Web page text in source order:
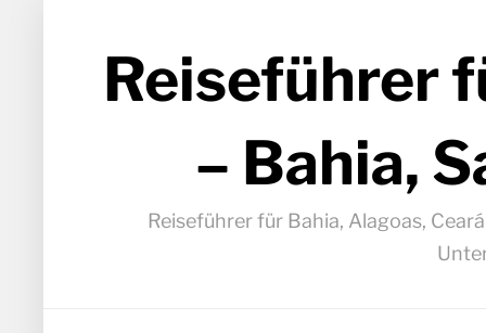
Reiseführer
– Bahia,
Reiseführer für Bahia, Alagoas,